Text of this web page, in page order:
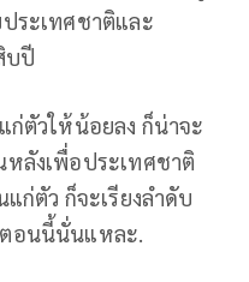
ระเทศชาติและ
บปี
ตัวให้น้อยลง ก็น่าจะ
หลังเพื่อประเทศชาติ
ก่ตัว ก็จะเรียงลำดับ
อนนี้นั่นแหละ.